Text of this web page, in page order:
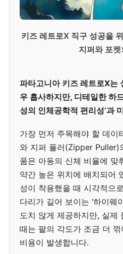
키즈 레트로X 직구 성공을
지퍼와 포켓
파타고니아 키즈 레트로X는
우 흡사하지만, 디테일한 하
성의 인체공학적 편리성’과
가장 먼저 주목해야 할 데이
와 지퍼 풀러(Zipper Puller)
품은 아동의 신체 비율에 맞
약간 높은 위치에 배치되어
성이 착용했을 때 시각적으
다리가 길어 보이는 ‘하이웨
도치 않게 제공하지만, 실제
때는 팔의 각도가 조금 더
비용이 발생합니다.